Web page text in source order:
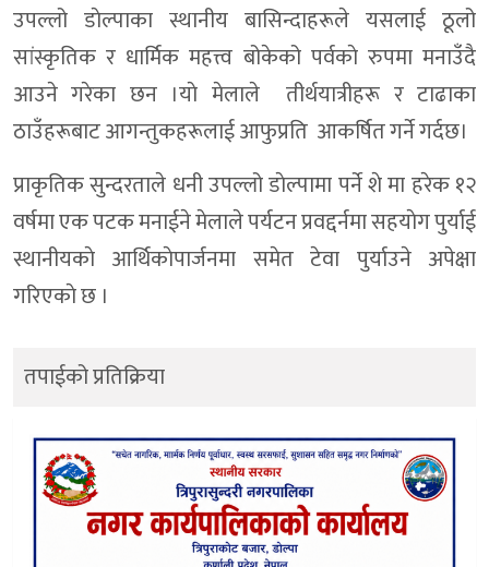
उपल्लो डाेल्पाका स्थानीय बासिन्दाहरूले यसलाई ठूलो
सांस्कृतिक र धार्मिक महत्त्व बोकेको पर्वकाे रुपमा मनाउँदै
आउने गरेका छन ।याे मेलाले तीर्थयात्रीहरू र टाढाका
ठाउँहरूबाट आगन्तुकहरूलाई आफुप्रति आकर्षित गर्ने गर्दछ।
प्राकृतिक सुन्दरताले धनी उपल्लो डाेल्पामा पर्ने शे मा हरेक १२
वर्षमा एक पटक मनाईने मेलाले पर्यटन प्रवद्दर्नमा सहयाेग पुर्याई
स्थानीयकाे आर्थिकाेपार्जनमा समेत टेवा पुर्याउने अपेक्षा
गरिएकाे छ ।
तपाईको प्रतिक्रिया